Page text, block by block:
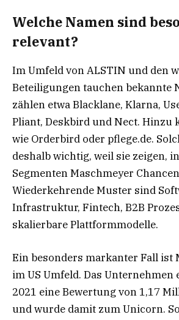
Welche Namen sind
relevant?
Im Umfeld von ALSTIN und den
Beteiligungen tauchen bekannte
zählen etwa Blacklane, Klarna,
Pliant, Deskbird und Nect. Hinzu
wie Orderbird oder pflege.de.
deshalb wichtig, weil sie zeigen,
Segmenten Maschmeyer
Wiederkehrende Muster sind
Infrastruktur, Fintech, B2B
skalierbare Plattformmodelle.
Ein besonders markanter Fall ist
im US Umfeld. Das
2021 eine Bewertung von 1,17
und wurde damit zum Unicorn.